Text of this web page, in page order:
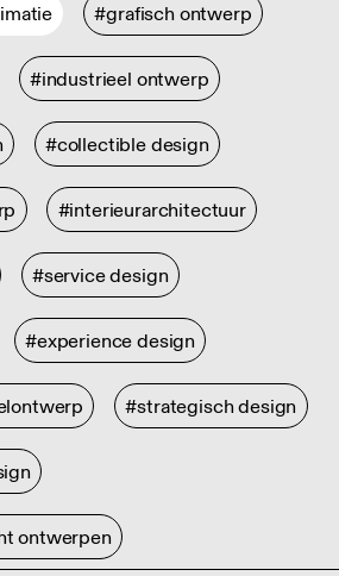
#grafisch ontwerp
#industrieel ontwerp
#collectible design
#interieurarchitectuur
#service design
#experience design
#strategisch design
ontwerpen